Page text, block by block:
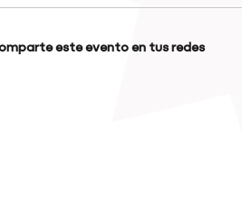
este evento en tus redes